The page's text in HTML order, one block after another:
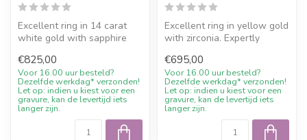
Excellent ring in 14 carat
white gold with sapphire
€825,00
Voor 16.00 uur besteld?
Dezelfde werkdag* verzonden!
Let op: indien u kiest voor een
gravure, kan de levertijd iets
langer zijn.
Excellent ring in yellow gold
with zirconia. Expertly
€695,00
Voor 16.00 uur besteld?
Dezelfde werkdag* verzonden!
Let op: indien u kiest voor een
gravure, kan de levertijd iets
langer zijn.